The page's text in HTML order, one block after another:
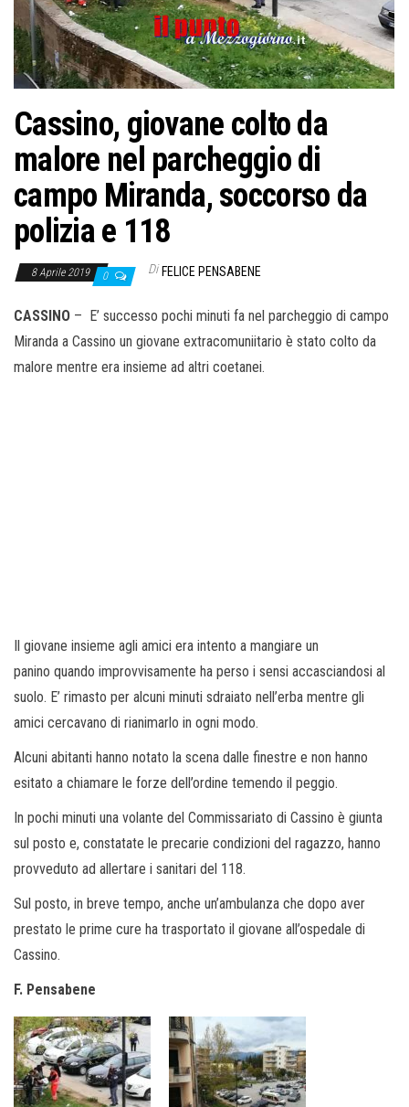
n
e
Cassino, giovane colto da
malore nel parcheggio di
campo Miranda, soccorso da
polizia e 118
8 Aprile 2019 0 Di FELICE PENSABENE
CASSINO – E’ successo pochi minuti fa nel parcheggio di campo
Miranda a Cassino un giovane extracomuniitario è stato colto da
malore mentre era insieme ad altri coetanei.
Il giovane insieme agli amici era intento a mangiare un
panino quando improvvisamente ha perso i sensi accasciandosi al
suolo. E’ rimasto per alcuni minuti sdraiato nell’erba mentre gli
amici cercavano di rianimarlo in ogni modo.
Alcuni abitanti hanno notato la scena dalle finestre e non hanno
esitato a chiamare le forze dell’ordine temendo il peggio.
In pochi minuti una volante del Commissariato di Cassino è giunta
sul posto e, constatate le precarie condizioni del ragazzo, hanno
provveduto ad allertare i sanitari del 118.
Sul posto, in breve tempo, anche un’ambulanza che dopo aver
prestato le prime cure ha trasportato il giovane all’ospedale di
Cassino.
F. Pensabene